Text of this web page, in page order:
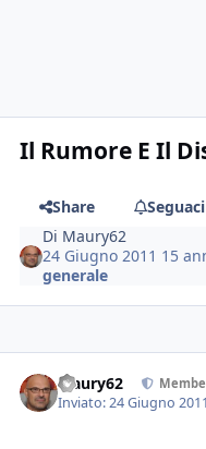
Il Rumore E Il
Share
Seguaci
Di Maury62
24 Giugno 2011 15
generale
Maury62
Inviato:24 Giugno 2011